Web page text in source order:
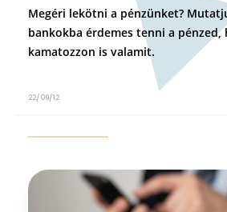
Megéri lekötni a pénzünket?
bankokba érdemes tenni a pénzed,
kamatozzon is valamit.
22/09/12